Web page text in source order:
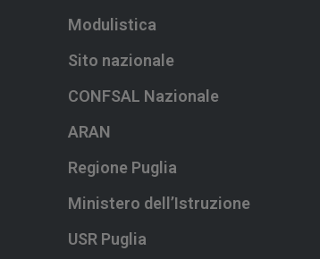
Modulistica
Sito nazionale
CONFSAL Nazionale
ARAN
Regione Puglia
Ministero dell’Istruzione
USR Puglia